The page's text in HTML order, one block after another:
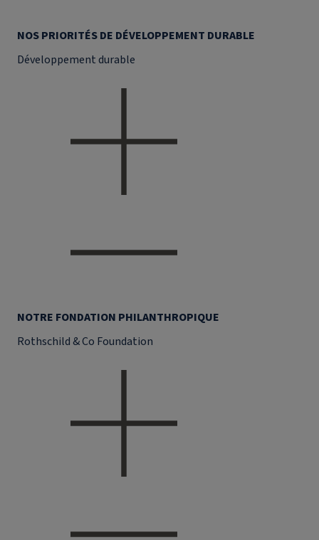
NOS PRIORITÉS DE DÉVELOPPEMENT DURABLE
Développement durable
NOTRE FONDATION PHILANTHROPIQUE
Rothschild & Co Foundation